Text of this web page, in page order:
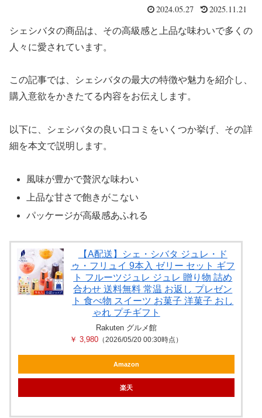
2024.05.27 2025.11.21
シェシバタの商品は、その高級感と上品な味わいで多くの
人々に愛されています。
この記事では、シェシバタの最大の特徴や魅力を紹介し、
購入意欲をかきたてる内容をお伝えします。
以下に、シェシバタの良い口コミをいくつか挙げ、その詳
細を本文で説明します。
風味が豊かで贅沢な味わい
上品な甘さで飽きがこない
パッケージが高級感あふれる
【A配送】シェ・シバタ ジュレ・ド
ゥ・フリュイ 9本入 ゼリー セット ギフ
ト フルーツジュレ ジュレ 贈り物 詰め
合わせ 送料無料 常温 お返し プレゼン
ト 食べ物 スイーツ お菓子 洋菓子 おし
ゃれ プチギフト
Rakuten グルメ館
￥ 3,980 （2026/05/20 00:30時点）
Amazon
楽天